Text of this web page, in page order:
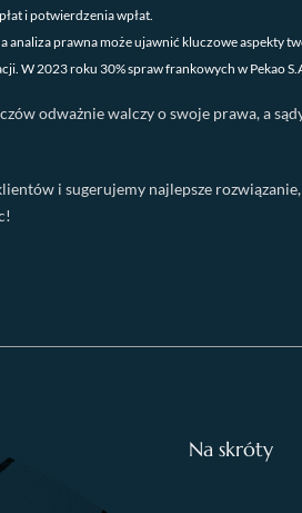
i potwierdzenia wpłat.
prawna może ujawnić kluczowe aspekty
W 2023 roku 30% spraw frankowych w Pekao
odważnie walczy o swoje prawa, a
i sugerujemy najlepsze
Na skróty